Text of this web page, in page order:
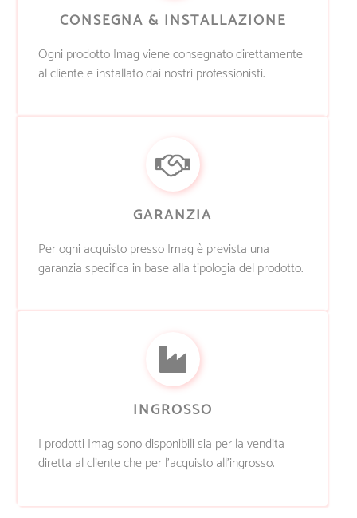
CONSEGNA & INSTALLAZIONE
Ogni prodotto Imag viene consegnato direttamente
al cliente e installato dai nostri professionisti.
GARANZIA
Per ogni acquisto presso Imag è prevista una
garanzia specifica in base alla tipologia del prodotto.
INGROSSO
I prodotti Imag sono disponibili sia per la vendita
diretta al cliente che per l’acquisto all’ingrosso.